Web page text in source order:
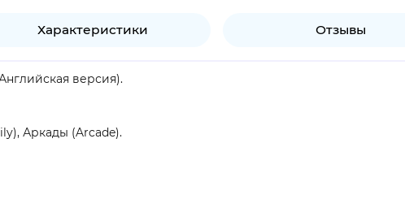
Характеристики Отзывы
версия).
Аркады (Arcade).